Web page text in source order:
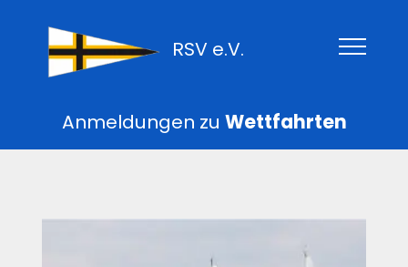
RSV e.V.
Anmeldungen zu Wettfahrten